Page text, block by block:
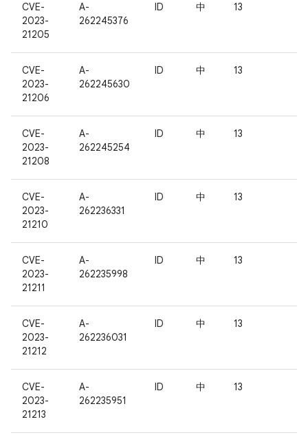
CVE-
2023-
21205
A-
262245376
ID 中 13
CVE-
2023-
21206
A-
262245630
ID 中 13
CVE-
2023-
21208
A-
262245254
ID 中 13
CVE-
2023-
21210
A-
262236331
ID 中 13
CVE-
2023-
21211
A-
262235998
ID 中 13
CVE-
2023-
21212
A-
262236031
ID 中 13
CVE-
2023-
21213
A-
262235951
ID 中 13